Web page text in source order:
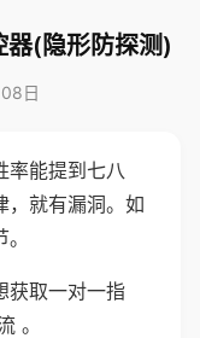
器(隐形防探测)
日
率能提到七八
，就有漏洞。如
获取一对一指
。